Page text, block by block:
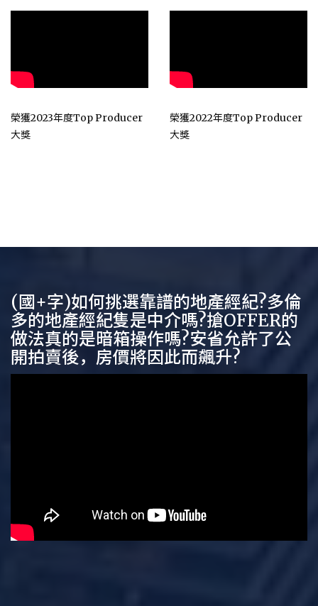
榮獲2023年度Top Producer
大獎
榮獲2022年度Top Producer
大獎
(國+字)如何挑選靠譜的地產經紀?多倫
多的地產經紀隻是中介嗎?搶OFFER的
做法真的是暗箱操作嗎?安省允許了公
開拍賣後，房價將因此而飆升?